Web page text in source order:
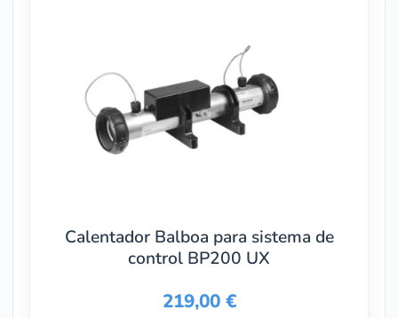
Calentador Balboa para sistema de
control BP200 UX
219,00 €